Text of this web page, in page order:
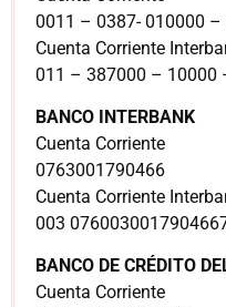
0011 – 0387- 010000 –
Cuenta Corriente
011 – 387000 – 10000
BANCO INTERBANK
Cuenta Corriente
0763001790466
Cuenta Corriente
003
BANCO DE CRÉDITO
Cuenta Corriente